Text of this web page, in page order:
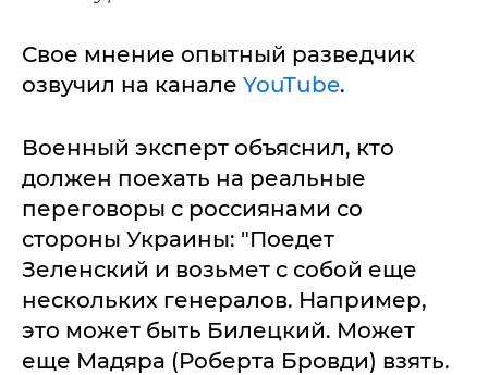
Свое мнение опытный разведчик
озвучил на канале YouTube.
Военный эксперт объяснил, кто
должен поехать на реальные
переговоры с россиянами со
стороны Украины: "Поедет
Зеленский и возьмет с собой еще
нескольких генералов. Например,
это может быть Билецкий. Может
еще Мадяра (Роберта Бровди) взять.